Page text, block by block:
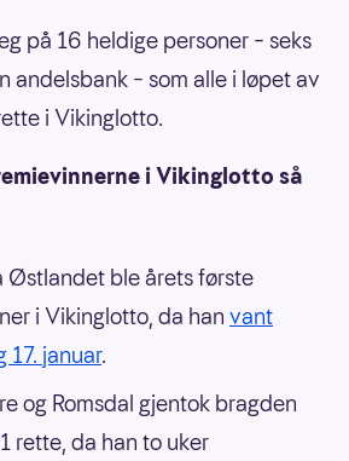
på 16 heldige personer – seks
andelsbank – som alle i løpet av
i Vikinglotto.
i Vikinglotto så
Østlandet ble årets første
i Vikinglotto, da han vant
17. januar.
og Romsdal gjentok bragden
rette, da han to uker